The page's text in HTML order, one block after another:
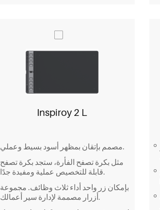
Inspiroy 2 L
مصمم بإتقان بمظهر أسود بسيط وعملي.
مثل بكرة تصفح الفأرة، ستجد بكرة تصفح
قابلة للتخصيص عملية ومفيدة جدًا.
بإمكان زر واحد أداء ثلاث وظائف. مجموعة
أزرار مصممة لإدارة سير أعمالك.